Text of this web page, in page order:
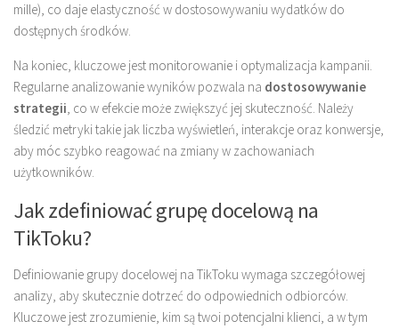
mille), co daje elastyczność w dostosowywaniu wydatków do
dostępnych środków.
Na koniec, kluczowe jest monitorowanie i optymalizacja kampanii.
Regularne analizowanie wyników pozwala na dostosowywanie
strategii, co w efekcie może zwiększyć jej skuteczność. Należy
śledzić metryki takie jak liczba wyświetleń, interakcje oraz konwersje,
aby móc szybko reagować na zmiany w zachowaniach
użytkowników.
Jak zdefiniować grupę docelową na
TikToku?
Definiowanie grupy docelowej na TikToku wymaga szczegółowej
analizy, aby skutecznie dotrzeć do odpowiednich odbiorców.
Kluczowe jest zrozumienie, kim są twoi potencjalni klienci, a w tym